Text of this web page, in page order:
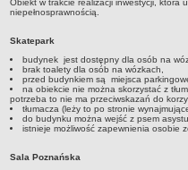
Obiekt w trakcie realizacji inwestycji, która
niepełnosprawnością.
Skatepark
budynek jest dostępny dla osób na
brak toalety dla osób na wózkach,
przed budynkiem są miejsca
na obiekcie nie można skorzystać z
potrzeba to nie ma przeciwskazań do
tłumacza (leży to po stronie
do budynku można wejść z psem
istnieje możliwość zapewnienia osobie
Sala Poznańska